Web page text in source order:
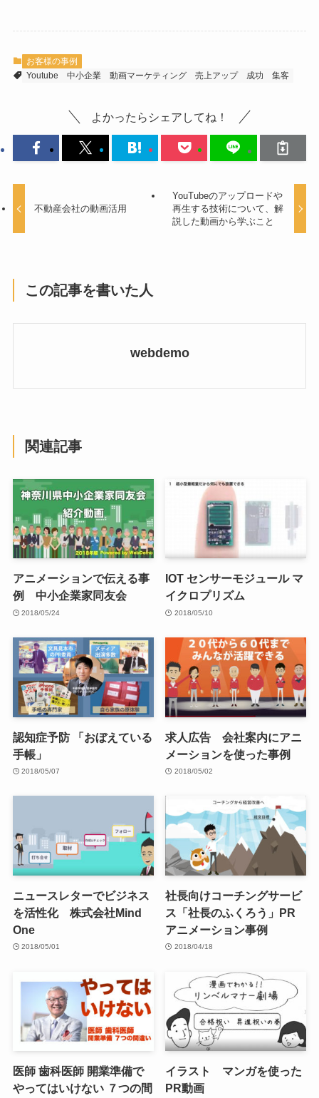
お客様の事例
Youtube
中小企業 動画マーケティング 売上アップ 成功 集客
よかったらシェアしてね！
不動産会社の動画活用
YouTubeのアップロードや
再生する技術について、解
説した動画から学ぶこと
この記事を書いた人
webdemo
関連記事
アニメーションで伝える事
例 中小企業家同友会
2018/05/24
IOT センサーモジュール マ
イクロプリズム
2018/05/10
認知症予防 「おぼえている
手帳」
2018/05/07
求人広告 会社案内にアニ
メーションを使った事例
2018/05/02
ニュースレターでビジネス
を活性化 株式会社Mind
One
2018/05/01
社長向けコーチングサービ
ス「社長のふくろう」PR
アニメーション事例
2018/04/18
医師 歯科医師 開業準備で
やってはいけない ７つの間
イラスト マンガを使った
PR動画